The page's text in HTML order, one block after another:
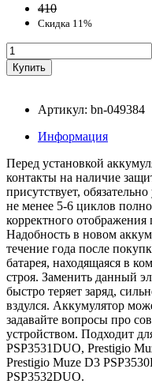
410
Скидка 11%
Артикул: bn-049384
Информация
Перед установкой
контакты на наличие
присутствует,
не менее 5-6 циклов
корректного отображения
Надобность в новом
течение года после
батарея, находящаяся в
строя. Заменить данный
быстро теряет заряд,
вздулся. Аккумулятор
задавайте вопросы про
устройством. Подходит
PSP3531DUO, Prestigio
Prestigio Muze D3
PSP3532DUO.